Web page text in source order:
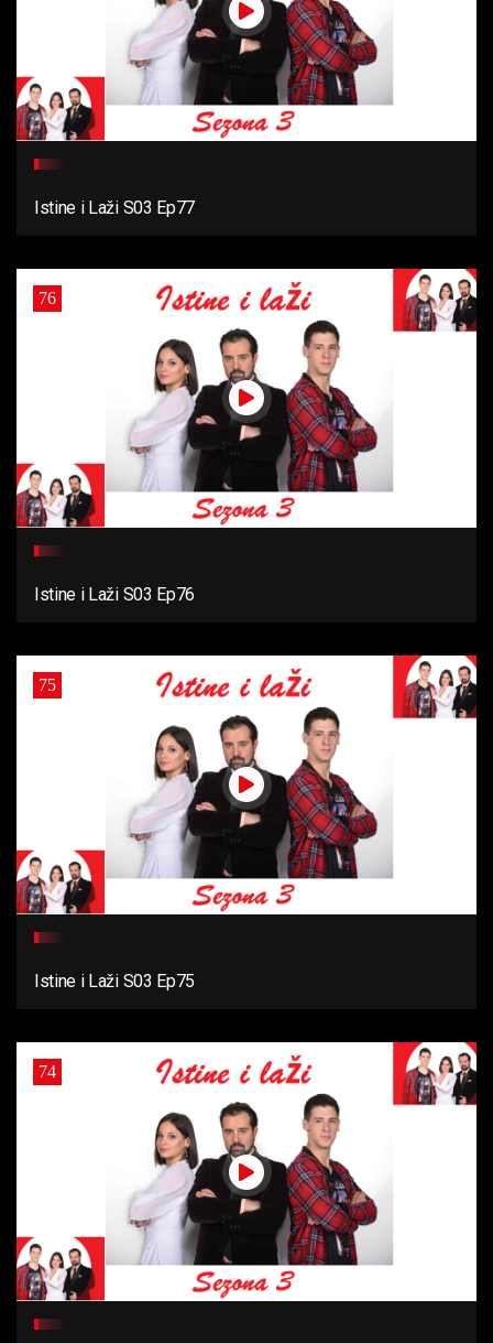
Istine i Laži S03 Ep77
76
Istine i Laži S03 Ep76
75
Istine i Laži S03 Ep75
74